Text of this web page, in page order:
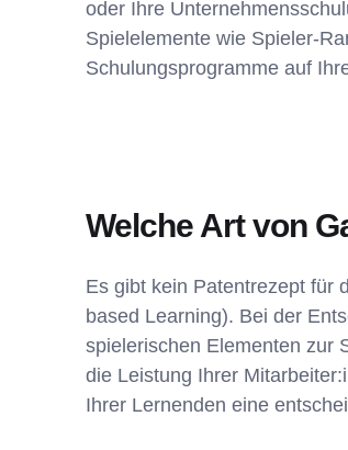
oder Ihre
Spielelemente wie Spieler-
Schulungsprogramme auf
Welche Art von
Es gibt kein Patentrezept für
based Learning). Bei der
spielerischen Elementen zur
die Leistung Ihrer
Ihrer Lernenden eine